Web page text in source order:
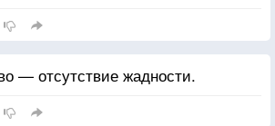
— отсутствие жадности.